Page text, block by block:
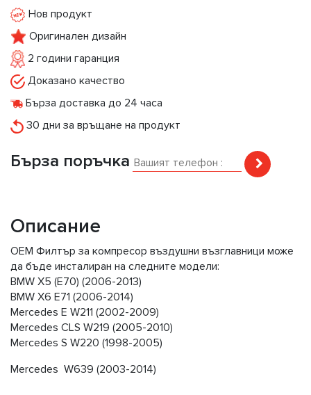
Нов продукт
Оригинален дизайн
2 години гаранция
Доказано качество
Бърза доставка до 24 часа
30 дни за връщане на продукт
Бърза поръчка
Описание
OEM Филтър за компресор въздушни възглавници може
да бъде инсталиран на следните модели:
BMW X5 (E70) (2006-2013)
BMW X6 E71 (2006-2014)
Mercedes E W211 (2002-2009)
Mercedes CLS W219 (2005-2010)
Mercedes S W220 (1998-2005)
Mercedes W639 (2003-2014)